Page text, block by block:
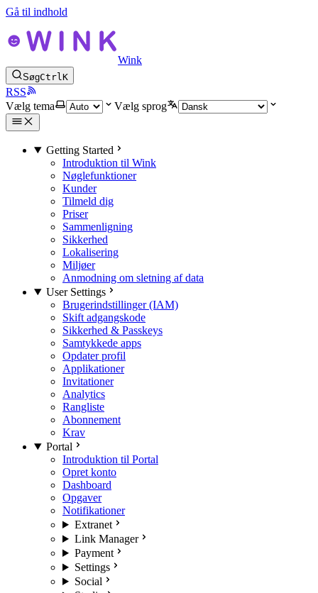
Gå til indhold
Wink
SøgCtrlK
RSS
Vælg tema
Vælg sprog
Getting Started
Introduktion til Wink
Nøglefunktioner
Kunder
Tilmeld dig
Priser
Sammenligning
Sikkerhed
Lokalisering
Miljøer
Anmodning om sletning af data
User Settings
Brugerindstillinger (IAM)
Skift adgangskode
Sikkerhed & Passkeys
Samtykkede apps
Opdater profil
Applikationer
Invitationer
Analytics
Rangliste
Abonnement
Krav
Portal
Introduktion til Portal
Opret konto
Dashboard
Opgaver
Notifikationer
Extranet
Link Manager
Payment
Settings
Social